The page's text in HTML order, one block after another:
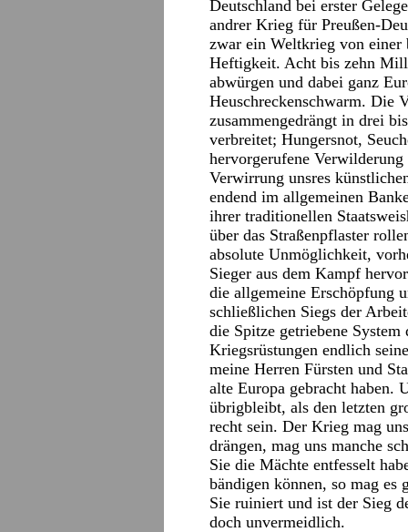
Deutschland bei erster
andrer Krieg für Preußen-
zwar ein Weltkrieg von einer
Heftigkeit. Acht bis zehn
abwürgen und dabei ganz
Heuschreckenschwarm. Die
zusammengedrängt in drei
verbreitet; Hungersnot,
hervorgerufene
Verwirrung unsres
endend im allgemeinen
ihrer traditionellen
über das Straßenpflaster
absolute Unmöglichkeit,
Sieger aus dem Kampf
die allgemeine Erschöpfung
schließlichen Siegs der
die Spitze getriebene
Kriegsrüstungen endlich
meine Herren Fürsten und
alte Europa gebracht haben.
übrigbleibt, als den letzten
recht sein. Der Krieg mag
drängen, mag uns manche
Sie die Mächte entfesselt
bändigen können, so mag
Sie ruiniert und ist der Sieg
doch unvermeidlich.